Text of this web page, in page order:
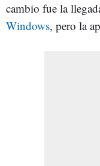
cambio fue la
Windows, pero la